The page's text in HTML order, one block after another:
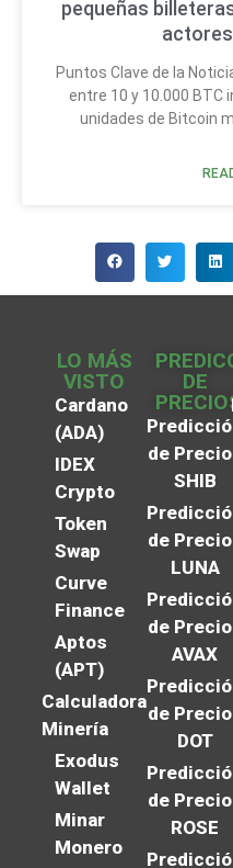
pequeñas
Puntos Clave de la
entre 10 y 10.000 BTC
unidades de Bitcoin
LO MÁS
VISTO
Cardano
(ADA)
IDEX
Crypto
Token
Swap
Curve
Finance
Aptos
(APT)
Calculadora
Minería
Exodus
Wallet
Minar
Monero
DE
de
SHIB
de
LUNA
de
AVAX
de
DOT
de
ROSE